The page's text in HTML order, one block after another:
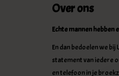
Over ons
Echte mannen hebben
En dan bedoelen we
statement van iedere
en telefoon in je